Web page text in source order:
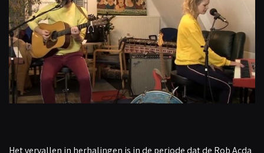
Het vervallen in herhalingen is in de periode dat de Rob Acda